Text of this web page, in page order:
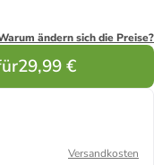
ändern sich die Preise?
29,99 €
Versandkosten